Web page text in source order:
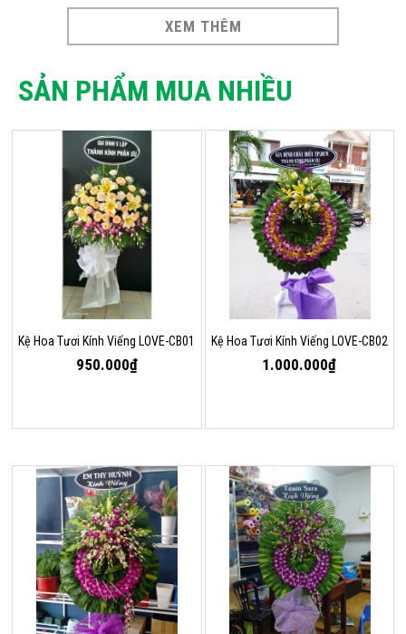
XEM THÊM
SẢN PHẨM MUA NHIỀU
Kệ Hoa Tươi Kính Viếng LOVE-CB01
950.000₫
Kệ Hoa Tươi Kính Viếng LOVE-CB02
1.000.000₫